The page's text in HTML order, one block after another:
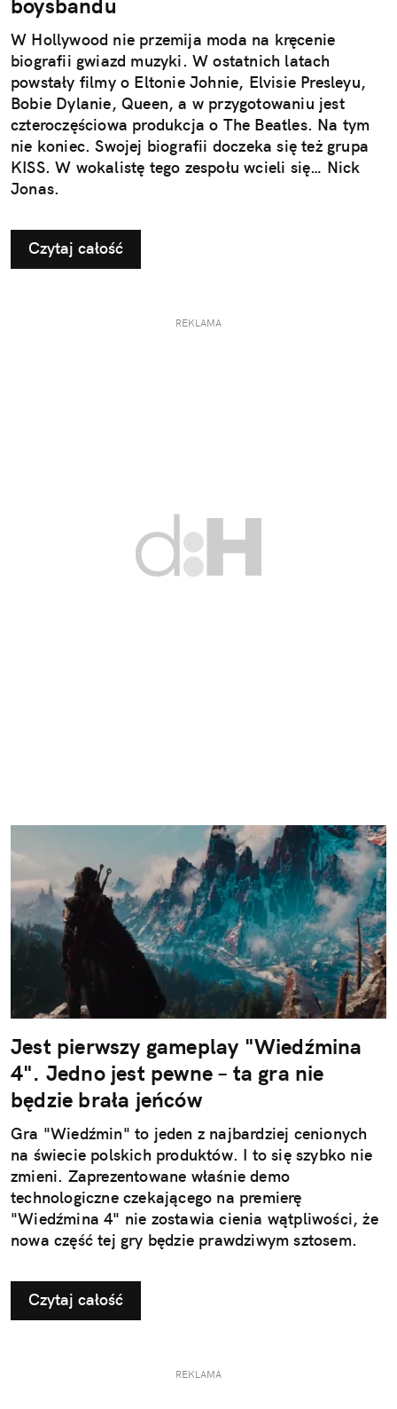
W Hollywood nie przemija moda na kręcenie
biografii gwiazd muzyki. W ostatnich latach
powstały filmy o Eltonie Johnie, Elvisie Presleyu,
Bobie Dylanie, Queen, a w przygotowaniu jest
czteroczęściowa produkcja o The Beatles. Na tym
nie koniec. Swojej biografii doczeka się też grupa
KISS. W wokalistę tego zespołu wcieli się… Nick
Jonas.
Czytaj całość
REKLAMA
Jest pierwszy gameplay "Wiedźmina
4". Jedno jest pewne – ta gra nie
będzie brała jeńców
Gra "Wiedźmin" to jeden z najbardziej cenionych
na świecie polskich produktów. I to się szybko nie
zmieni. Zaprezentowane właśnie demo
technologiczne czekającego na premierę
"Wiedźmina 4" nie zostawia cienia wątpliwości, że
nowa część tej gry będzie prawdziwym sztosem.
Czytaj całość
REKLAMA